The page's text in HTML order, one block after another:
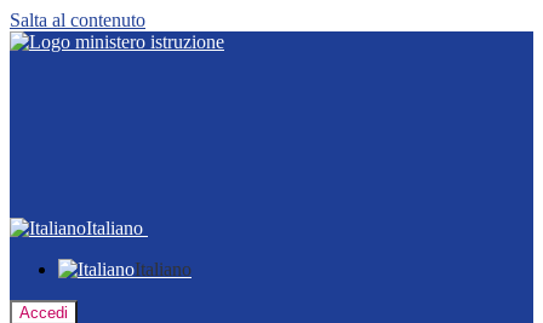
Salta al contenuto
Italiano
Italiano
Accedi